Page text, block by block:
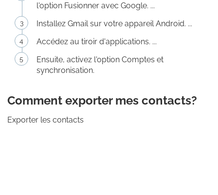
l'option Fusionner avec Google. ...
Installez Gmail sur votre appareil Android. ...
Accédez au tiroir d'applications. ...
Ensuite, activez l'option Comptes et
synchronisation.
Comment exporter mes contacts?
Exporter les contacts